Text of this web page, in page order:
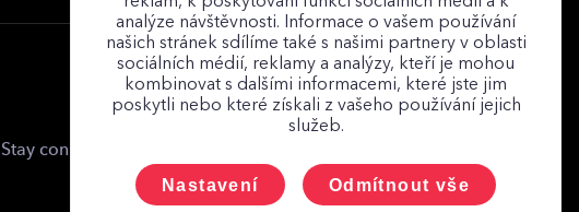
Stay connected
analýze návštěvnosti. Informace o vašem používání
našich stránek sdílíme také s našimi partnery v oblasti
sociálních médií, reklamy a analýzy, kteří je mohou
kombinovat s dalšími informacemi, které jste jim
poskytli nebo které získali z vašeho používání jejich
služeb.
Nastavení Odmítnout vše